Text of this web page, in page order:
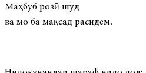
Маҳбуб розӣ шуд
ва мо ба мақсад расидем.